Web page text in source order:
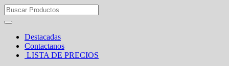
Search
for:
Destacadas
Contactanos
LISTA DE PRECIOS